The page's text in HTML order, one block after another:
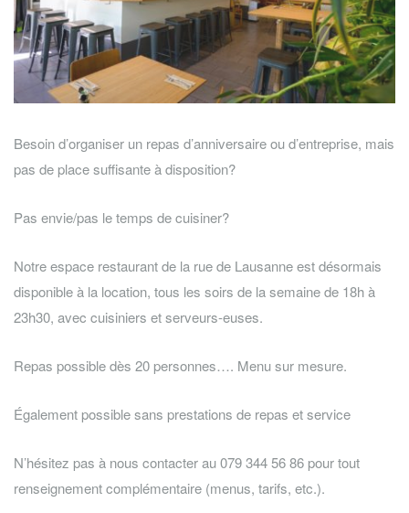
Besoin d’organiser un repas d’anniversaire ou d’entreprise, mais
pas de place suffisante à disposition?
Pas envie/pas le temps de cuisiner?
Notre espace restaurant de la rue de Lausanne est désormais
disponible à la location, tous les soirs de la semaine de 18h à
23h30, avec cuisiniers et serveurs-euses.
Repas possible dès 20 personnes…. Menu sur mesure.
Également possible sans prestations de repas et service
N’hésitez pas à nous contacter au 079 344 56 86 pour tout
renseignement complémentaire (menus, tarifs, etc.).